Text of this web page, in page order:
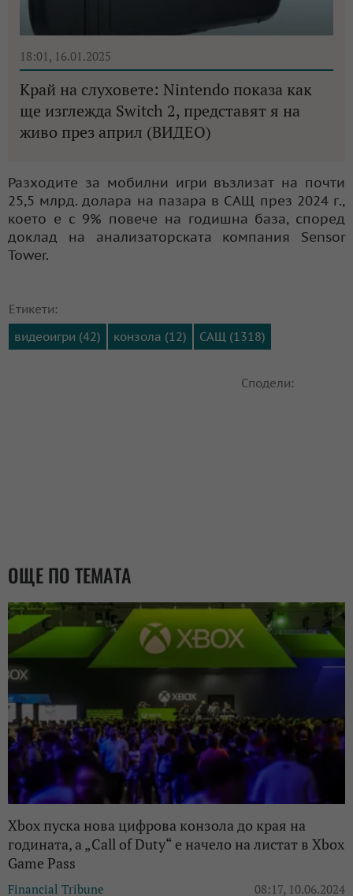
18:01, 16.01.2025
Край на слуховете: Nintendo показа как
ще изглежда Switch 2, представят я на
живо през април (ВИДЕО)
Разходите за мобилни игри възлизат на почти
25,5 млрд. долара на пазара в САЩ през 2024 г.,
което е с 9% повече на годишна база, според
доклад на анализаторската компания Sensor
Tower.
Етикети:
видеоигри (42)
конзола (12) САЩ (1318)
Сподели:
ОЩЕ ПО ТЕМАТА
Xbox пуска нова цифрова конзола до края на
годината, а „Call of Duty“ е начело на листат в Xbox
Game Pass
Financial Tribune 08:17, 10.06.2024